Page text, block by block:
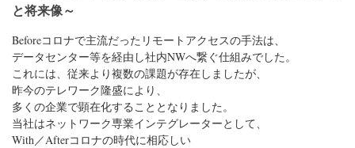
と将来像～
Beforeコロナで主流だったリモートアクセスの手法は、
データセンター等を経由し社内NWへ繋ぐ仕組みでした。
これには、従来より複数の課題が存在しましたが、
昨今のテレワーク隆盛により、
多くの企業で顕在化することとなりました。
当社はネットワーク専業インテグレーターとして、
With／Afterコロナの時代に相応しい